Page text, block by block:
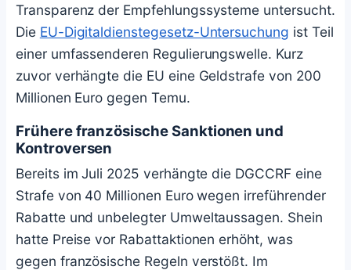
Transparenz der Empfehlungssysteme untersucht.
Die EU-Digitaldienstegesetz-Untersuchung ist Teil
einer umfassenderen Regulierungswelle. Kurz
zuvor verhängte die EU eine Geldstrafe von 200
Millionen Euro gegen Temu.
Frühere französische Sanktionen und
Kontroversen
Bereits im Juli 2025 verhängte die DGCCRF eine
Strafe von 40 Millionen Euro wegen irreführender
Rabatte und unbelegter Umweltaussagen. Shein
hatte Preise vor Rabattaktionen erhöht, was
gegen französische Regeln verstößt. Im